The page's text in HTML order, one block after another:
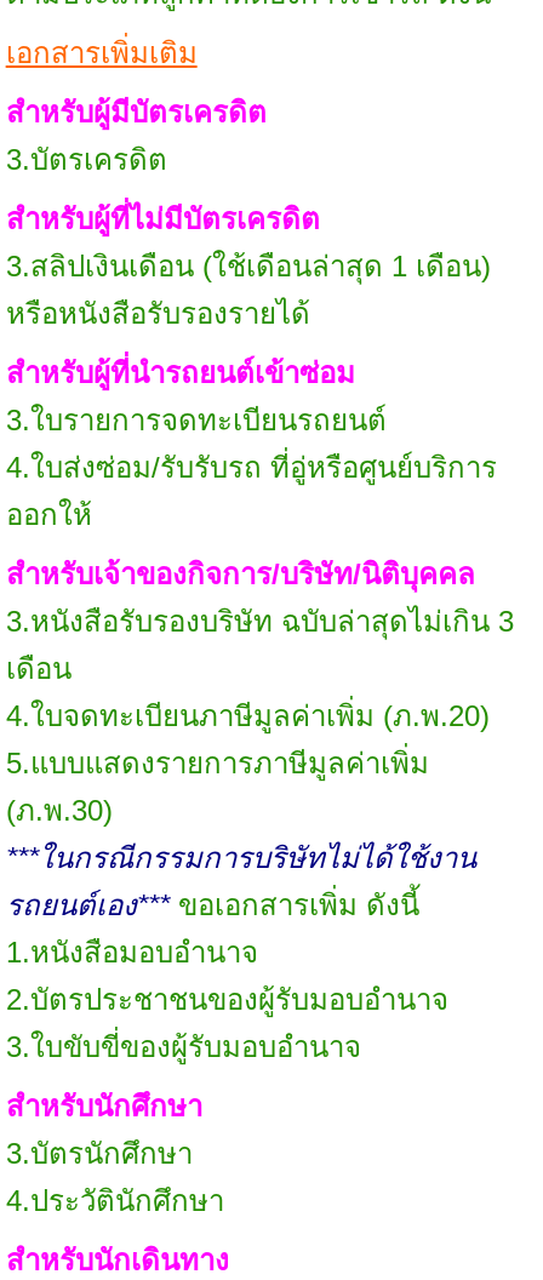
เอกสารเพิ่มเติม
สำหรับผู้มีบัตรเครดิต
3.บัตรเครดิต
สำหรับผู้ที่ไม่มีบัตรเครดิต
3.สลิปเงินเดือน (ใช้เดือนล่าสุด 1 เดือน)
หรือหนังสือรับรองรายได้
สำหรับผู้ที่นำรถยนต์เข้าซ่อม
3.ใบรายการจดทะเบียนรถยนต์
4.ใบส่งซ่อม/รับรับรถ ที่อู่หรือศูนย์บริการ
ออกให้
สำหรับเจ้าของกิจการ/บริษัท/นิติบุคคล
3.หนังสือรับรองบริษัท ฉบับล่าสุดไม่เกิน 3
เดือน
4.ใบจดทะเบียนภาษีมูลค่าเพิ่ม (ภ.พ.20)
5.แบบแสดงรายการภาษีมูลค่าเพิ่ม
(ภ.พ.30)
***ในกรณีกรรมการบริษัทไม่ได้ใช้งาน
รถยนต์เอง*** ขอเอกสารเพิ่ม ดังนี้
1.หนังสือมอบอำนาจ
2.บัตรประชาชนของผู้รับมอบอำนาจ
3.ใบขับขี่ของผู้รับมอบอำนาจ
สำหรับนักศึกษา
3.บัตรนักศึกษา
4.ประวัตินักศึกษา
สำหรับนักเดินทาง